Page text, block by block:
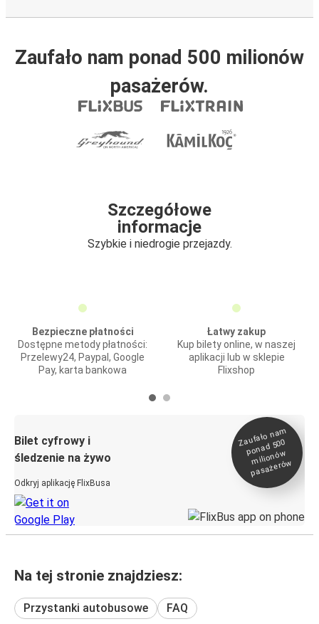
Zaufało nam ponad 500 milionów
pasażerów.
Szczegółowe
informacje
Szybkie i niedrogie przejazdy.
Bezpieczne płatności
Dostępne metody płatności:
Przelewy24, Paypal, Google
Pay, karta bankowa
Łatwy zakup
Kup bilety online, w naszej
aplikacji lub w sklepie
Flixshop
Bilet cyfrowy i
śledzenie na żywo
Odkryj aplikację FlixBusa
Zaufało na
m
ponad 500
milionó
w
pasażeró
w
Na tej stronie znajdziesz:
Przystanki autobusowe FAQ